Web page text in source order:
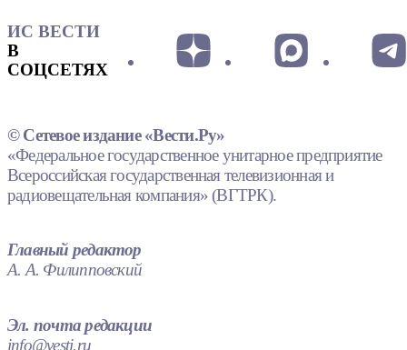
ИС ВЕСТИ
В
СОЦСЕТЯХ
© Сетевое издание «Вести.Ру»
«Федеральное государственное унитарное предприятие
Всероссийская государственная телевизионная и
радиовещательная компания» (ВГТРК).
Главный редактор
А. А. Филипповский
Эл. почта редакции
info@vesti.ru